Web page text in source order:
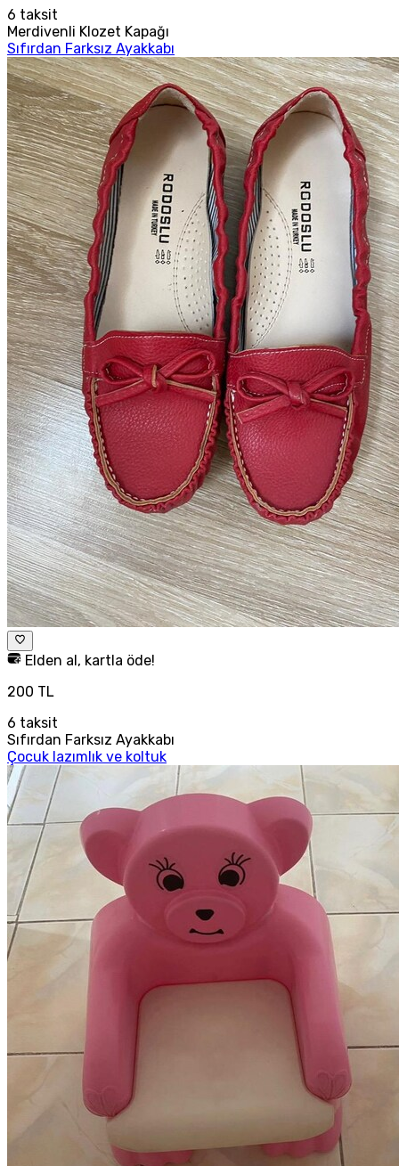
6 taksit
Merdivenli Klozet Kapağı
Sıfırdan Farksız Ayakkabı
Elden al, kartla öde!
200 TL
6 taksit
Sıfırdan Farksız Ayakkabı
Çocuk lazımlık ve koltuk